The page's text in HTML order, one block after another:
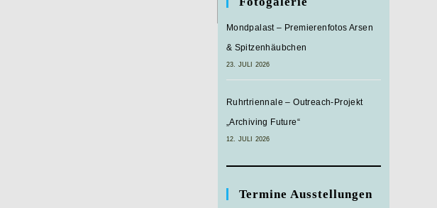
Mondpalast – Premierenfotos Arsen
& Spitzenhäubchen
23. JULI 2026
Ruhrtriennale – Outreach-Projekt
„Archiving Future“
12. JULI 2026
Termine Ausstellungen